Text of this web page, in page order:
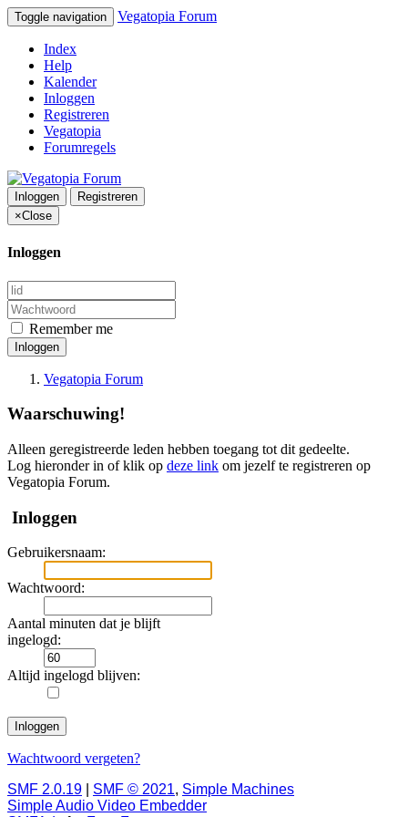
Toggle navigation Vegatopia Forum
Index
Help
Kalender
Inloggen
Registreren
Vegatopia
Forumregels
Inloggen
Registreren
×Close
Inloggen
Remember me
Inloggen
Vegatopia Forum
Waarschuwing!
Alleen geregistreerde leden hebben toegang tot dit gedeelte.
Log hieronder in of klik op deze link om jezelf te registreren op
Vegatopia Forum.
Inloggen
Gebruikersnaam:
Wachtwoord:
Aantal minuten dat je blijft
ingelogd:
Altijd ingelogd blijven:
Wachtwoord vergeten?
SMF 2.0.19
SMF © 2021, Simple Machines
Simple Audio Video Embedder